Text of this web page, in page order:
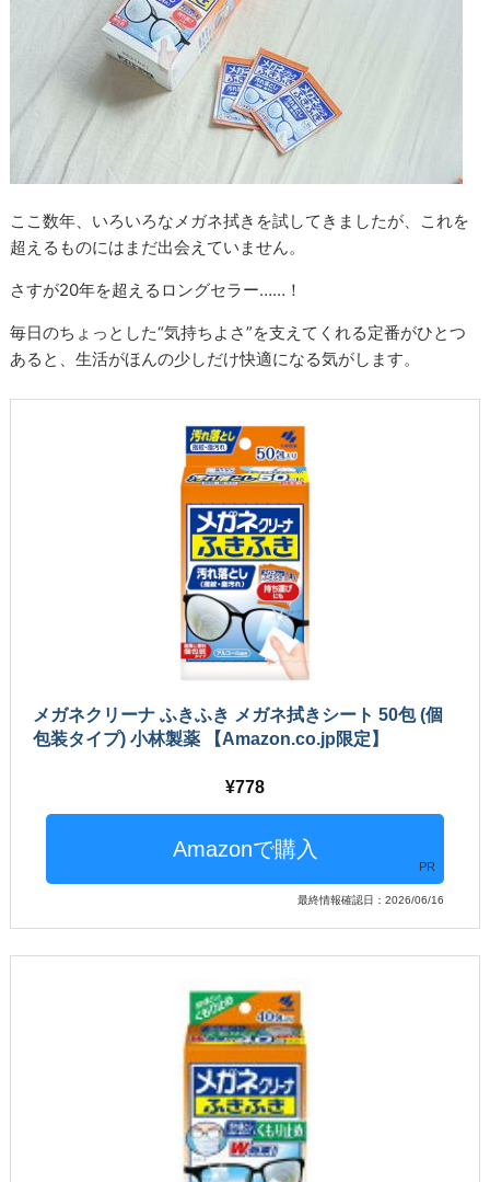
ここ数年、いろいろなメガネ拭きを試してきましたが、これを
超えるものにはまだ出会えていません。
さすが20年を超えるロングセラー……！
毎日のちょっとした“気持ちよさ”を支えてくれる定番がひとつ
あると、生活がほんの少しだけ快適になる気がします。
メガネクリーナ ふきふき メガネ拭きシート 50包 (個
包装タイプ) 小林製薬 【Amazon.co.jp限定】
778
PR
最終情報確認日：2026/06/16